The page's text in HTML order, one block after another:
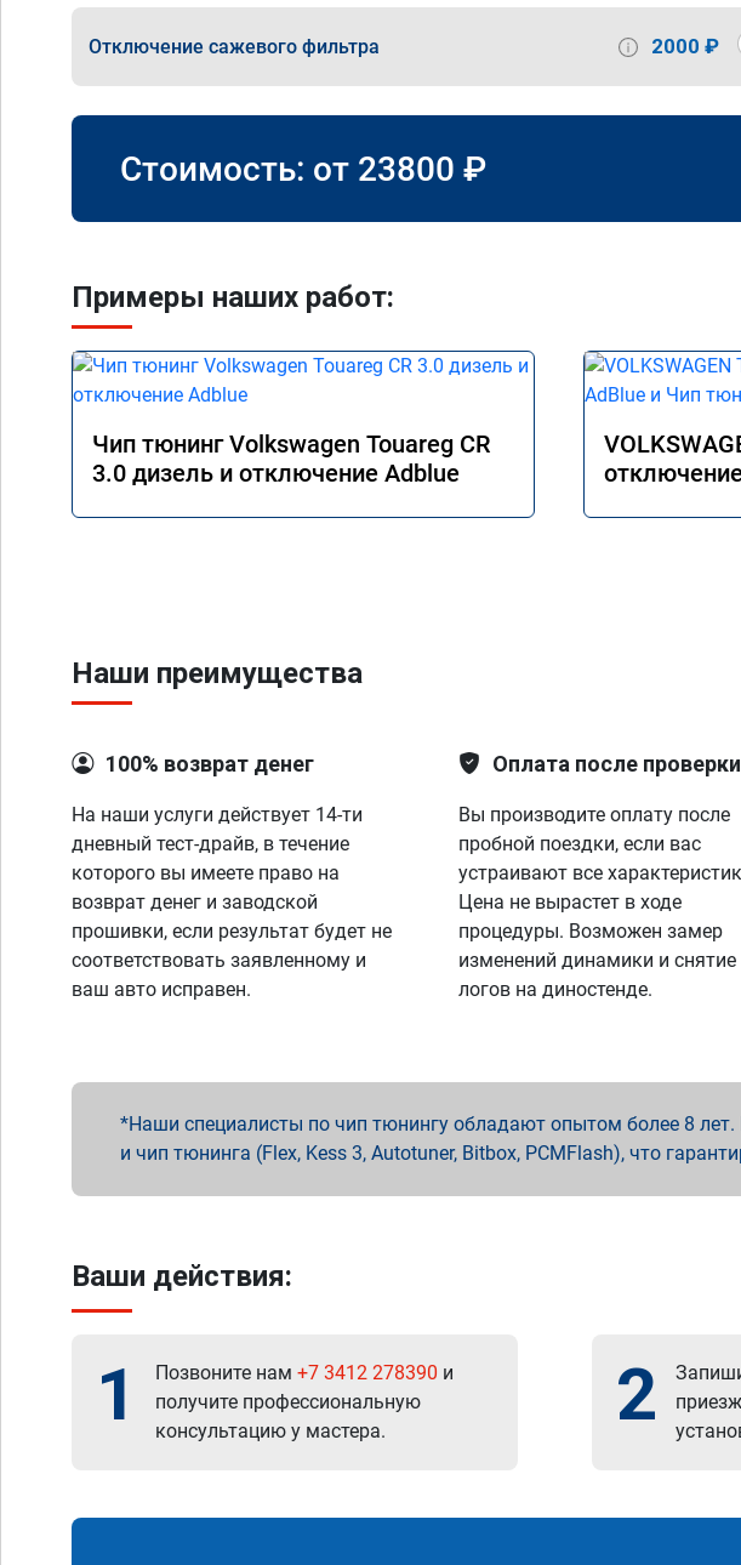
Отключение сажевого фильтра 2000 ₽
Стоимость: от 23800 ₽
Примеры наших работ:
Чип тюнинг Volkswagen Touareg CR
3.0 дизель и отключение Adblue
Наши преимущества
100% возврат денег
На наши услуги действует 14-ти
дневный тест-драйв, в течение
которого вы имеете право на
возврат денег и заводской
прошивки, если результат будет не
соответствовать заявленному и
ваш авто исправен.
Оплата после проверки
Вы производите оплату после
пробной поездки, если вас
устраивают все
Цена не вырастет в ходе
процедуры. Возможен замер
изменений динамики и снятие
логов на диностенде.
Наши специалисты по чип тюнингу обладают опытом более 8
и чип тюнинга (Flex, Kess 3, Autotuner, Bitbox, PCMFlash), что
Ваши действия:
1 Позвоните нам +7 3412 278390 и
получите профессиональную
консультацию у мастера.
2